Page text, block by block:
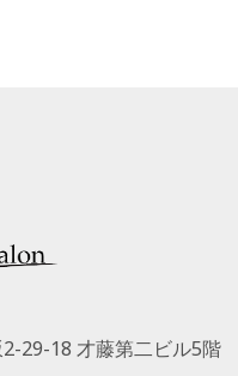
29-18 才藤第二ビル5階